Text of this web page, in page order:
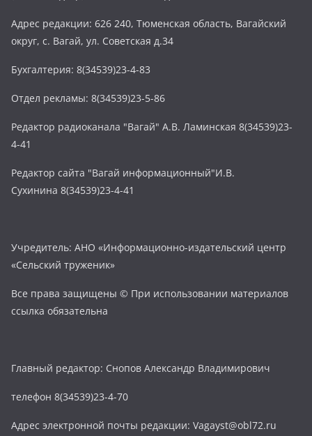
Адрес редакции: 626 240, Тюменская область, Вагайский
округ, с. Вагай, ул. Советская д.34
Бухгалтерия: 8(34539)23-4-83
Отдел рекламы: 8(34539)23-5-86
Редактор радиоканала "Вагай" А.В. Ламинская 8(34539)23-
4-41
Редактор сайта "Вагай информационный"И.В.
Сухинина 8(34539)23-4-41
Учредитель: АНО «Информационно-издательский центр
«Сельский труженик»
Все права защищены © При использовании материалов
ссылка обязательна
Главный редактор: Снопов Александр Владимирович
телефон 8(34539)23-4-70
Адрес электронной почты редакции: Vagayst@obl72.ru